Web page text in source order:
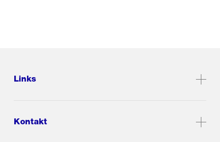
Links
Kontakt